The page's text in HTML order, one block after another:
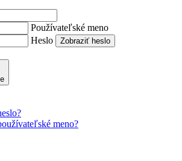
Používateľské meno
Heslo
Zobraziť heslo
meno?